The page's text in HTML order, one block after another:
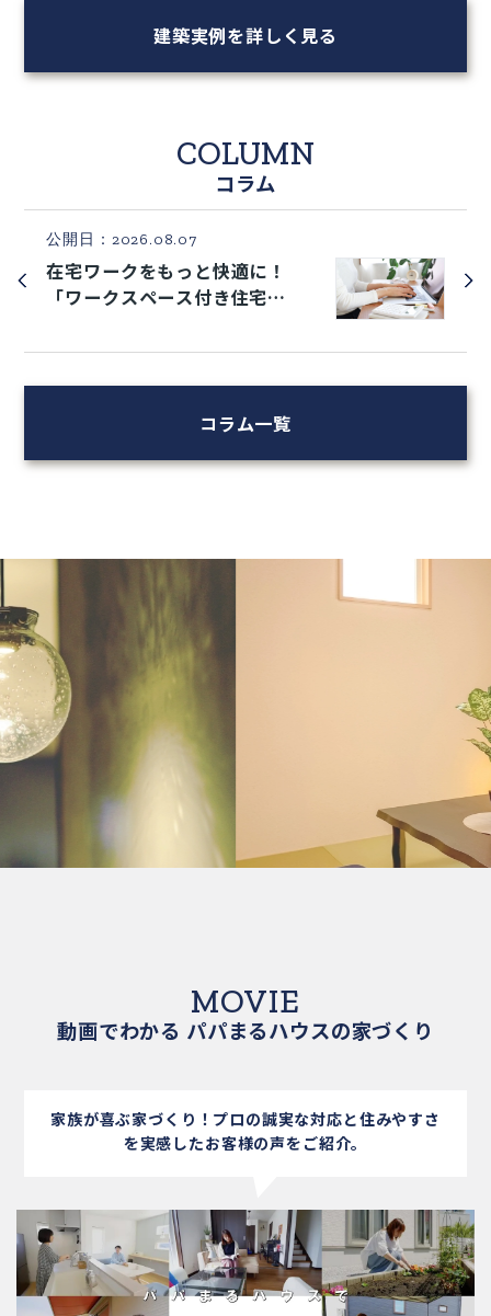
建築実例を詳しく見る
COLUMN
コラム
公開日：2026.08.07
在宅ワークをもっと快適に！
「ワークスペース付き住宅」
コラム一覧
MOVIE
動画でわかる パパまるハウスの家づくり
家族が喜ぶ家づくり！プロの誠実な対応と住みやすさ
を実感したお客様の声をご紹介。